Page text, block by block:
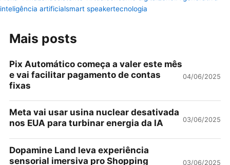
inteligência artificialsmart speakertecnologia
Mais posts
Pix Automático começa a valer este mês
e vai facilitar pagamento de contas
fixas
04/06/2025
Meta vai usar usina nuclear desativada
nos EUA para turbinar energia da IA
03/06/2025
Dopamine Land leva experiência
sensorial imersiva pro Shopping
03/06/2025